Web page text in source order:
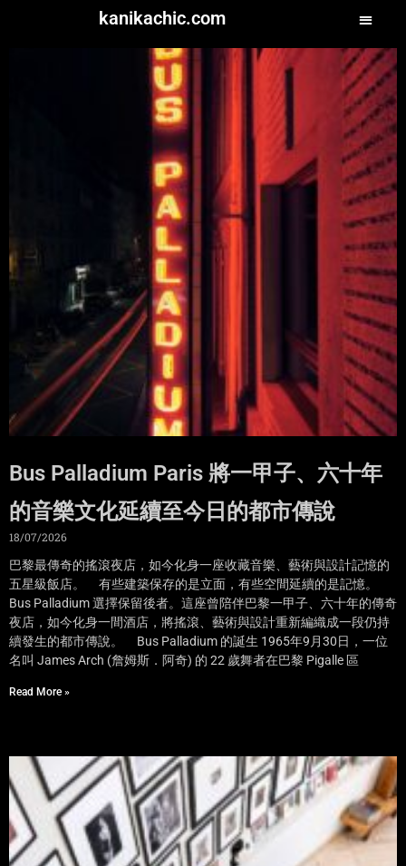
kanikachic.com
Bus Palladium Paris 將一甲子、六十年
的音樂文化延續至今日的都市傳說
18/07/2026
巴黎最傳奇的搖滾夜店，如今化身一座收藏音樂、藝術與設計記憶的
五星級飯店。 有些建築保存的是立面，有些空間延續的是記憶。
Bus Palladium 選擇保留後者。這座曾陪伴巴黎一甲子、六十年的傳奇
夜店，如今化身一間酒店，將搖滾、藝術與設計重新編織成一段仍持
續發生的都市傳說。 Bus Palladium 的誕生 1965年9月30日，一位
名叫 James Arch (詹姆斯．阿奇) 的 22 歲舞者在巴黎 Pigalle 區
Read More »